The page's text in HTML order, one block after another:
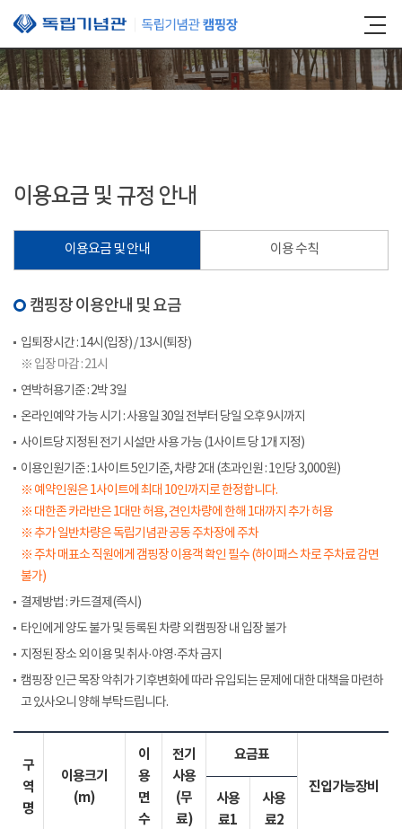
본문 바로가기
이용요금 및 규정 안내
이용요금 및 안내 이용 수칙
캠핑장 이용안내 및 요금
입퇴장시간 : 14시(입장) / 13시(퇴장)
※ 입장 마감 : 21시
연박허용기준 : 2박 3일
온라인예약 가능 시기 : 사용일 30일 전부터 당일 오후 9시까지
사이트당 지정된 전기 시설만 사용 가능 (1사이트 당 1개 지정)
이용인원기준 : 1사이트 5인기준, 차량 2대 (초과인원 : 1인당 3,000원)
※ 예약인원은 1사이트에 최대 10인까지로 한정합니다.
※ 대한존 카라반은 1대만 허용, 견인차량에 한해 1대까지 추가 허용
※ 추가 일반차량은 독립기념관 공동 주차장에 주차
※ 주차 매표소 직원에게 갬핑장 이용객 확인 필수 (하이패스 차로 주차료 감면
불가)
결제방법 : 카드결제(즉시)
타인에게 양도 불가 및 등록된 차량 외 캠핑장 내 입장 불가
지정된 장소 외 이용 및 취사·야영·주차 금지
캠핑장 인근 목장 악취가 기후변화에 따라 유입되는 문제에 대한 대책을 마련하
고 있사오니 양해 부탁드립니다.
구
역
명
이용크기
(m)
이
용
면
수
전기
사용
(무
료)
요금표
진입가능장비
사용
료1
사용
료2